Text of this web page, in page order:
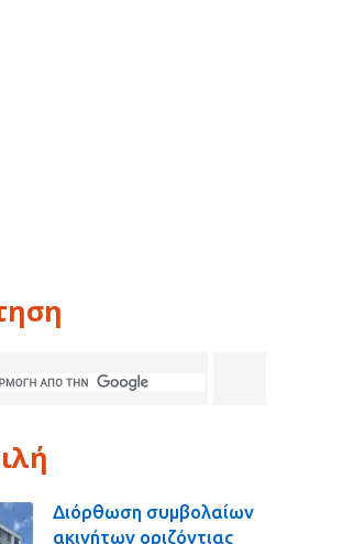
Διόρθωση συμβολαίων
ακινήτων οριζόντιας